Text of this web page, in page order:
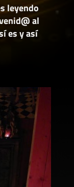
leyendo
al
es y así